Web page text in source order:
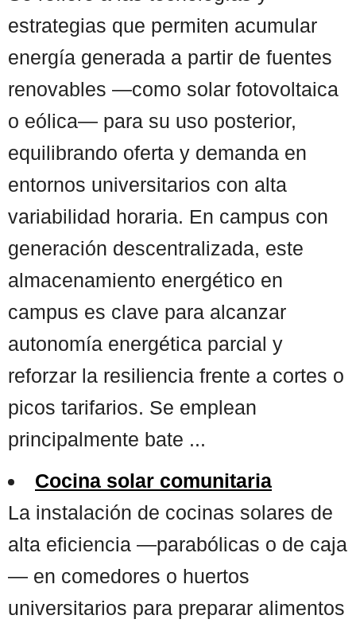
estrategias que permiten acumular
energía generada a partir de fuentes
renovables —como solar fotovoltaica
o eólica— para su uso posterior,
equilibrando oferta y demanda en
entornos universitarios con alta
variabilidad horaria. En campus con
generación descentralizada, este
almacenamiento energético en
campus es clave para alcanzar
autonomía energética parcial y
reforzar la resiliencia frente a cortes o
picos tarifarios. Se emplean
principalmente bate ...
Cocina solar comunitaria
La instalación de cocinas solares de
alta eficiencia —parabólicas o de caja
— en comedores o huertos
universitarios para preparar alimentos